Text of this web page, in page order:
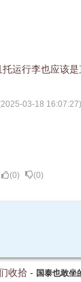
运行李也应该是
2025-03-18 16:07:27)
(0) (0)
收拾 - 国泰也敢坐